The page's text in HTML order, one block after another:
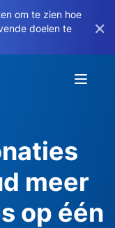
om te zien hoe
doelen te
×
meer
op één